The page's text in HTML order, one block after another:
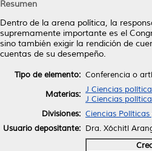
Resumen
Dentro de la arena política, la
supremamente importante es el
sino también exigir la rendición de
cuentas de su desempeño.
Tipo de elemento: Conferencia o
Materias: J Ciencias
J Ciencias
Divisiones: Ciencias
Usuario depositante: Dra. Xóchitl